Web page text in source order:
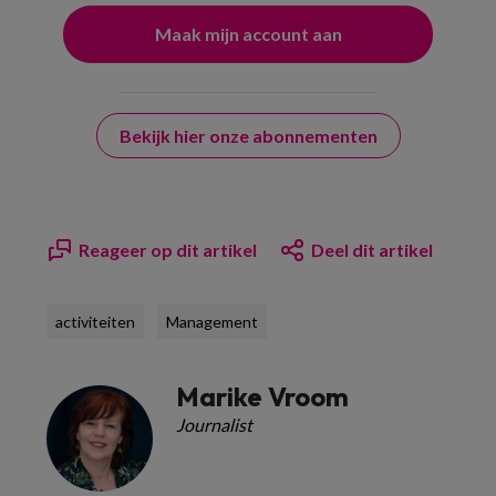
Bekijk hier onze abonnementen
Reageer op dit artikel Deel dit artikel
activiteiten Management
Marike Vroom
Journalist